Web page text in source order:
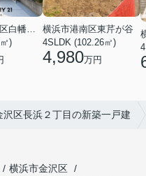
横浜市神奈川区白幡東町
)
横浜市港南区東芹が谷
4SLDK (102.26㎡)
4,980万円
沢区長浜２丁目の新築一戸建
横浜市金沢区